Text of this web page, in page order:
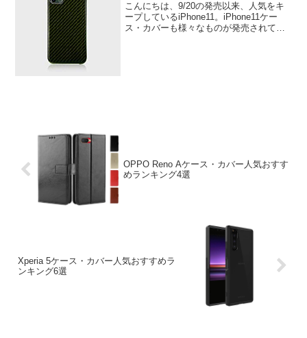
こんにちは、9/20の発売以来、人気をキ
ープしているiPhone11。iPhone11ケー
ス・カバーも様々なものが発売されてい
OPPO Reno Aケース・カバー人気おすす
めランキング4選
Xperia 5ケース・カバー人気おすすめラ
ンキング6選